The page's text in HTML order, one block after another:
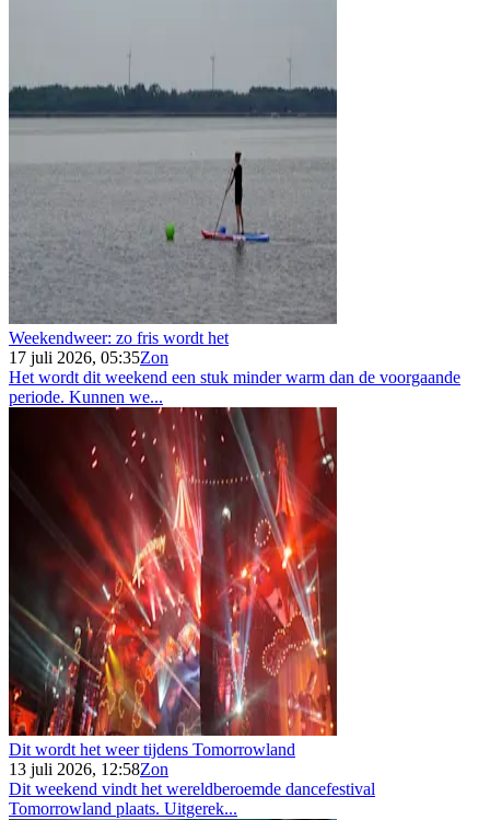
Weekendweer: zo fris wordt het
17 juli 2026, 05:35Zon
Het wordt dit weekend een stuk minder warm dan de voorgaande
periode. Kunnen we...
Dit wordt het weer tijdens Tomorrowland
13 juli 2026, 12:58Zon
Dit weekend vindt het wereldberoemde dancefestival
Tomorrowland plaats. Uitgerek...